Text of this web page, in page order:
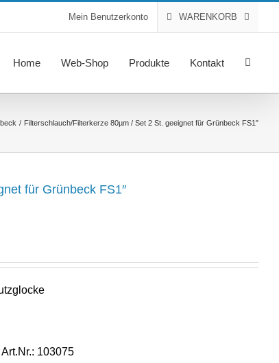
Mein Benutzerkonto WARENKORB
Home Web-Shop Produkte Kontakt
Filterschlauch/Filterkerze 80µm / Set 2 St. geeignet für Grünbeck FS1″
für Grünbeck FS1″
103075